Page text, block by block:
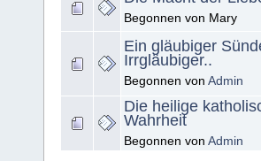
Begonnen von Mary
Ein gläubiger
Irrgläubiger..
Begonnen von Admin
Die heilige
Wahrheit
Begonnen von Admin